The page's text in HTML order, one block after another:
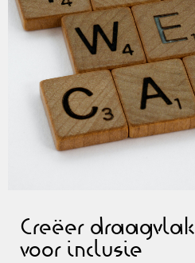
Creëer draagvlak
voor inclusie